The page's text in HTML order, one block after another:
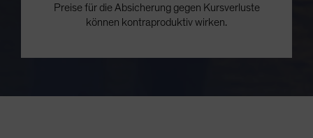
Preise für die Absicherung gegen Kursverluste
können kontraproduktiv wirken.